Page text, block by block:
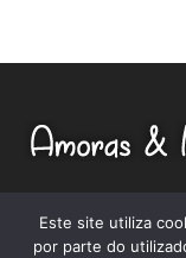
SOBRE MIM
Este site utiliza
por parte do